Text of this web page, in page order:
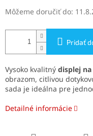
Môžeme doručiť do:
Pridať
Vysoko kvalitný displej
obrazom, citlivou
sada je ideálna pre
Detailné informácie